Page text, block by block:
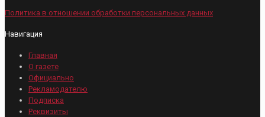
Политика в отношении обработки персональных данных
Навигация
Главная
О газете
Официально
Рекламодателю
Подписка
Реквизиты